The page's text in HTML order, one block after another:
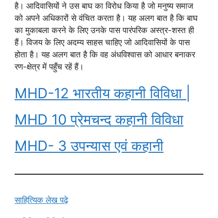
है। आदिवासियों ने उस बाघ का विरोध किया है जो मनुष्य समाज
को अपने अधिकारों से वंचित करता है। यह अलग बात है कि बाघ
का मुकाबला करने के लिए उनके पास पारंपरिक अस्त्र-शस्त ही
हैं। विजय के लिए अदम्य साहस चाहिए जो आदिवासियों के पास
होता है। यह अलग बात है कि वह अंधविश्वास को आधार बनाकर
रण-क्षेत्र में पहुँच रहें हैं।
MHD-12 भारतीय कहानी विविधा |
MHD 10 प्रेमचन्द कहानी विविधा
MHD- 3 उपन्यास एवं कहानी
साहित्यिक लेख पढ़े